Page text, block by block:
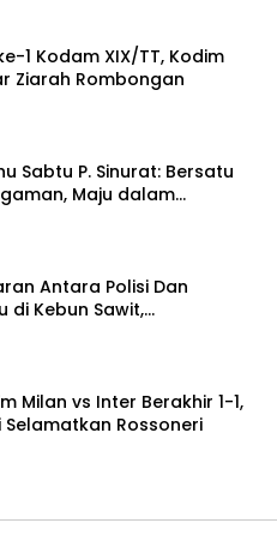
1 Kodam XIX/TT, Kodim
Ziarah Rombongan
Sabtu P. Sinurat: Bersatu
Maju dalam
HUT ke-69 Provinsi Riau
Antara Polisi Dan
di Kebun Sawit,
Inhu Ringkus Dua
Milan vs Inter Berakhir 1-1,
Selamatkan Rossoneri